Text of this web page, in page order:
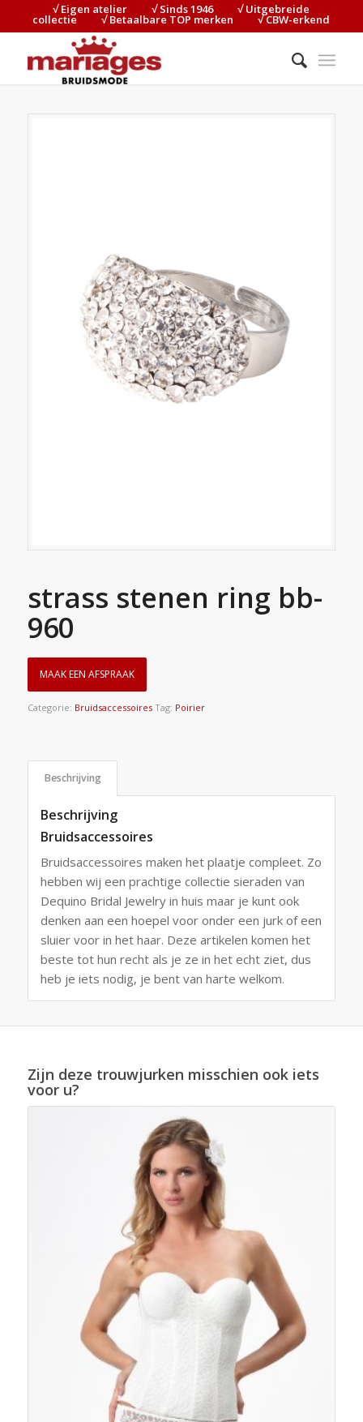
√ Eigen atelier⠀⠀⠀√ Sinds 1946⠀⠀⠀√ Uitgebreide
collectie⠀⠀⠀√ Betaalbare TOP merken⠀⠀⠀√ CBW-erkend
strass stenen ring bb-
960
MAAK EEN AFSPRAAK
Categorie: Bruidsaccessoires Tag: Poirier
Beschrijving
Beschrijving
Bruidsaccessoires
Bruidsaccessoires maken het plaatje compleet. Zo
hebben wij een prachtige collectie sieraden van
Dequino Bridal Jewelry in huis maar je kunt ook
denken aan een hoepel voor onder een jurk of een
sluier voor in het haar. Deze artikelen komen het
beste tot hun recht als je ze in het echt ziet, dus
heb je iets nodig, je bent van harte welkom.
Zijn deze trouwjurken misschien ook iets
voor u?